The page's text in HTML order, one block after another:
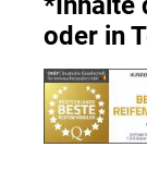
oder in